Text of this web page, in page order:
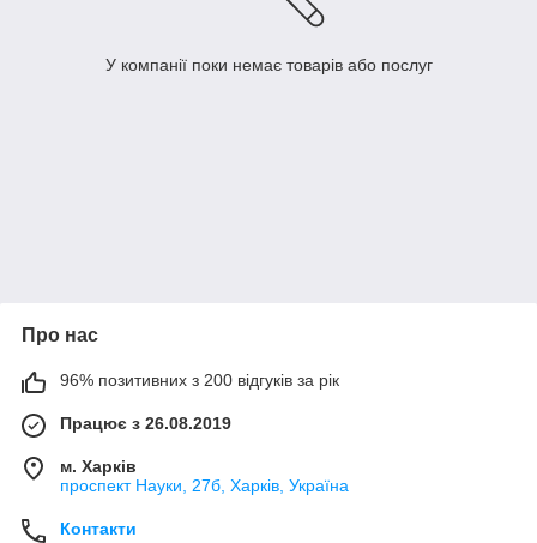
У компанії поки немає товарів або послуг
Про нас
96% позитивних з 200 відгуків за рік
Працює з 26.08.2019
м. Харків
проспект Науки, 27б, Харків, Україна
Контакти